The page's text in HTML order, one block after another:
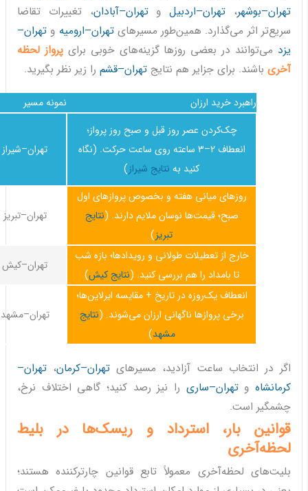
تهران–بوشهر، تهران–اردبیلوتهران–آبادان، تغییرات تقاضا
سریع‌تر اثر می‌گذارد. همین‌طور مسیرهایتهران–ارومیه و تهران–
یزد می‌توانند در بعضی روزها گزینه‌های خوبی برایپرواز لحظه
آخری باشند. برای جزایر هم نتایج تهران–قشم را زیر نظر بگیرید.
نمونه مسیر راهبرد خرید ارزان
تهران–شیراز
چک‌کردن عصر روز قبل و صبح روز پرواز؛
انعطاف 2–3 ساعته روی ساعت حرکت. (نگاه
کنید به نتایج شیراز)
تهران–تبریز
روزهای میانی هفته و بخصوص پروازهای اول
صبح؛ قیمت‌ها نوسان ملایم دارند. (نتایج
تبریز)
تهران–کیش
خارج از تعطیلات طولانی و رویدادها؛ بازه شب
تا بامداد را هم بررسی کنید. (نتایج کیش)
تهران–مشهد
انعطاف یک‌روزه در تاریخ + مقایسه ایرلاین‌ها؛
برخی پروازها ناگهانی ارزان می‌شوند. (نتایج
مشهد)
اگر در انتخاب ساعت آزادید، مسیرهای تهران–کرمان، تهران–
کرمانشاهوتهران–ساری را نیز رصد کنید؛ گاهی اختلاف نرخ،
چشمگیر است.
قوانین بار، استرداد و ریسک‌ها در بلیط
لحظه‌آخری
بلیت‌های لحظه‌آخری معمولاً تابع قوانین چارترکننده هستند؛